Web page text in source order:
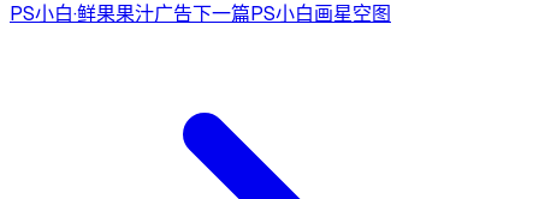
PS小白·鲜果果汁广告下一篇PS小白画星空图